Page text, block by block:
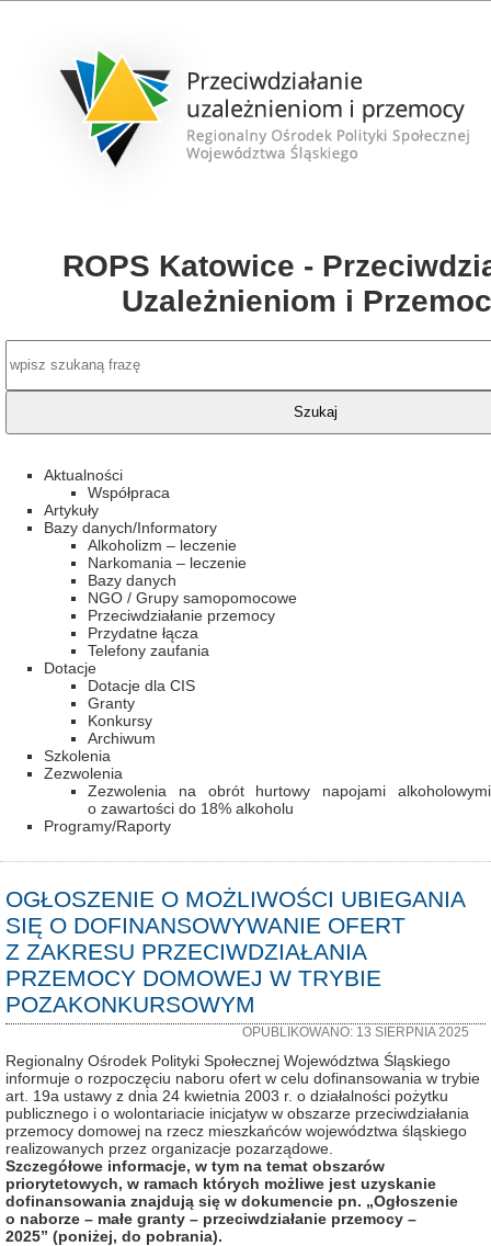
ROPS Katowice -
Uzależnieniom i
Aktualności
Współpraca
Artykuły
Bazy danych/Informatory
Alkoholizm – leczenie
Narkomania – leczenie
Bazy danych
NGO / Grupy samopomocowe
Przeciwdziałanie przemocy
Przydatne łącza
Telefony zaufania
Dotacje
Dotacje dla CIS
Granty
Konkursy
Archiwum
Szkolenia
Zezwolenia
Zezwolenia na obrót hurtowy napojami alkoholowymi
o zawartości do 18% alkoholu
Programy/Raporty
OGŁOSZENIE O MOŻLIWOŚCI UBIEGANIA
SIĘ O DOFINANSOWYWANIE OFERT
Z ZAKRESU PRZECIWDZIAŁANIA
PRZEMOCY DOMOWEJ W TRYBIE
POZAKONKURSOWYM
OPUBLIKOWANO: 13 SIERPNIA 2025
Regionalny Ośrodek Polityki Społecznej Województwa Śląskiego
informuje o rozpoczęciu naboru ofert w celu dofinansowania w trybie
art. 19a ustawy z dnia 24 kwietnia 2003 r. o działalności pożytku
publicznego i o wolontariacie inicjatyw w obszarze przeciwdziałania
przemocy domowej na rzecz mieszkańców województwa śląskiego
realizowanych przez organizacje pozarządowe.
Szczegółowe informacje, w tym na temat obszarów
priorytetowych, w ramach których możliwe jest uzyskanie
dofinansowania znajdują się w dokumencie pn. „Ogłoszenie
o naborze – małe granty – przeciwdziałanie przemocy –
2025” (poniżej, do pobrania).